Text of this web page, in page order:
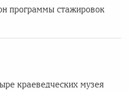
программы стажировок
краеведческих музея